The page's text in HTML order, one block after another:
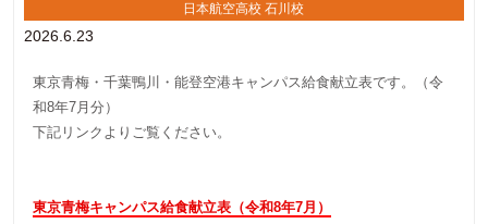
2026.6.23
日本航空高校 石川校
東京青梅・千葉鴨川・能登空港キャンパス給食献立表です。（令
和8年7月分）
下記リンクよりご覧ください。
東京青梅キャンパス給食献立表（令和8年7月）